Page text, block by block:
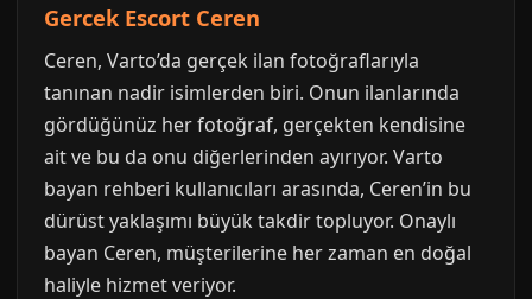
Gercek Escort Ceren
Ceren, Varto’da gerçek ilan fotoğraflarıyla
tanınan nadir isimlerden biri. Onun ilanlarında
gördüğünüz her fotoğraf, gerçekten kendisine
ait ve bu da onu diğerlerinden ayırıyor. Varto
bayan rehberi kullanıcıları arasında, Ceren’in bu
dürüst yaklaşımı büyük takdir topluyor. Onaylı
bayan Ceren, müşterilerine her zaman en doğal
haliyle hizmet veriyor.